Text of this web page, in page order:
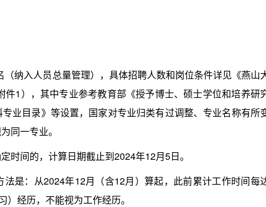
纳入人员总量管理），具体招聘人数和岗位条件详见《燕山
1），其中专业参考教育部《授予博士、硕士学位和培养研
业目录》等设置，国家对专业归类有过调整、专业名称有所
同一专业。
间的，计算日期截止到2024年12月5日。
是：从2024年12月（含12月）算起，此前累计工作时间每
经历，不能视为工作经历。